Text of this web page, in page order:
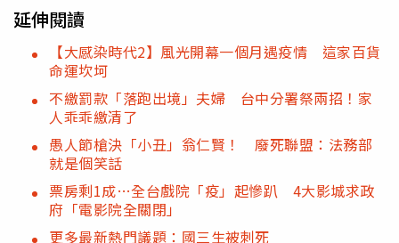
延伸閱讀
【大感染時代2】風光開幕一個月遇疫情 這家百貨
命運坎坷
不繳罰款「落跑出境」夫婦 台中分署祭兩招！家
人乖乖繳清了
愚人節槍決「小丑」翁仁賢！ 廢死聯盟：法務部
就是個笑話
票房剩1成…全台戲院「疫」起慘趴 4大影城求政
府「電影院全關閉」
更多最新熱門議題：國三生被刺死